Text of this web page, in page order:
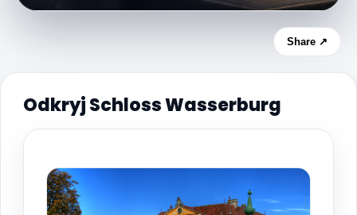
Share ↗
Odkryj Schloss Wasserburg